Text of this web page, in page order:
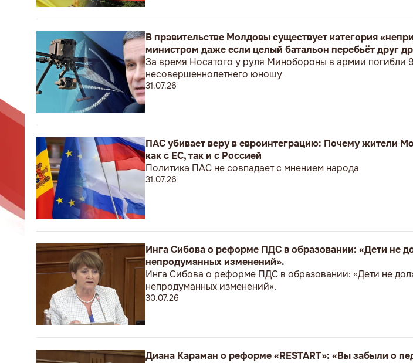
В правительстве Молдовы существует категория
министром даже если целый батальон перебьёт друг
За время Носатого у руля Минобороны в армии погибли
несовершеннолетнего юношу
31.07.26
ПАС убивает веру в евроинтеграцию: Почему жители
как с ЕС, так и с Россией
Политика ПАС не совпадает с мнением народа
31.07.26
Инга Сибова о реформе ПДС в образовании: «Дети не
непродуманных изменений».
Инга Сибова о реформе ПДС в образовании: «Дети не
непродуманных изменений».
30.07.26
Диана Караман о реформе «RESTART»: «Вы забыли о